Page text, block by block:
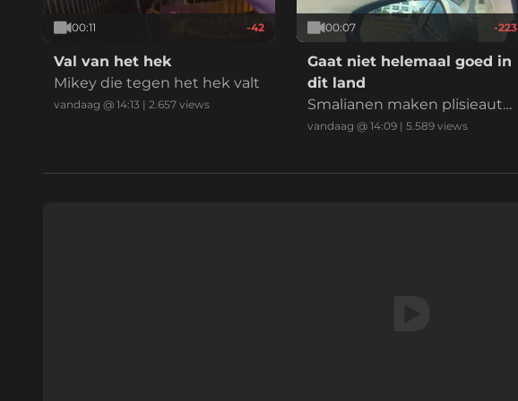
ta binne rustig aan
00:11 -42
Val van het hek
Mikey die tegen het hek valt
vandaag @ 14:13 | 2.657 views
00:07 -223
Gaat niet helemaal goed in
dit land
Smalianen maken plisieauto
schoon!
vandaag @ 14:09| 5.589views